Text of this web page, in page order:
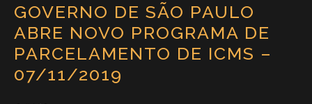
GOVERNO DE SÃO PAULO
ABRE NOVO PROGRAMA DE
PARCELAMENTO DE ICMS –
07/11/2019